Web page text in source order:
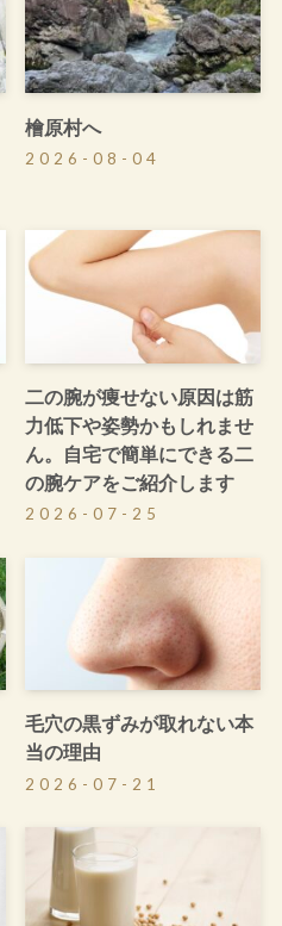
檜原村へ
2026-08-04
二の腕が痩せない原因は筋
力低下や姿勢かもしれませ
ん。自宅で簡単にできる二
の腕ケアをご紹介します
2026-07-25
毛穴の黒ずみが取れない本
当の理由
2026-07-21